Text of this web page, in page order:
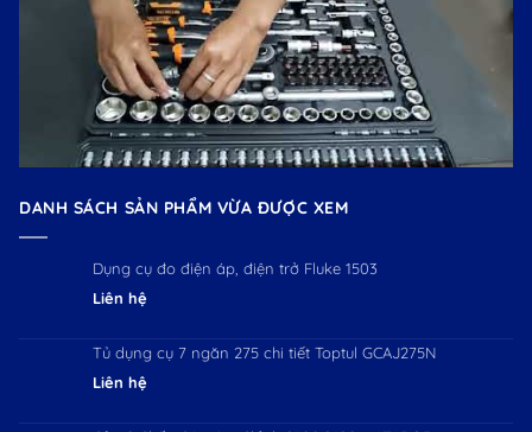
DANH SÁCH SẢN PHẨM VỪA ĐƯỢC XEM
Dụng cụ đo điện áp, điện trở Fluke 1503
Liên hệ
Tủ dụng cụ 7 ngăn 275 chi tiết Toptul GCAJ275N
Liên hệ